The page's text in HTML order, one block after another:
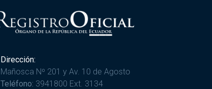
Dirección:
Mañosca Nº 201 y Av. 10 de Agosto
Teléfono: 3941800 Ext. 3134